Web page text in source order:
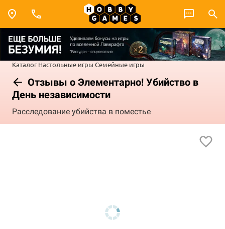
Каталог Настольные игры Семейные игры
Отзывы о Элементарно! Убийство в
День независимости
Расследование убийства в поместье